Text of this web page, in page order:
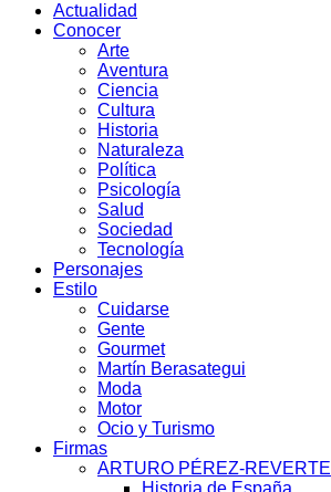
Actualidad
Conocer
Arte
Aventura
Ciencia
Cultura
Historia
Naturaleza
Política
Psicología
Salud
Sociedad
Tecnología
Personajes
Estilo
Cuidarse
Gente
Gourmet
Martín Berasategui
Moda
Motor
Ocio y Turismo
Firmas
ARTURO PÉREZ-REVERTE
Historia de España